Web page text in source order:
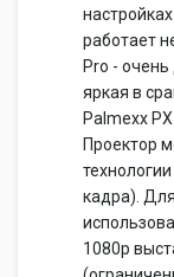
работает
Pro -
яркая в
Palmexx
Проектор
кадра).
1080p